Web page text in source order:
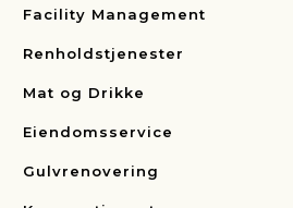
Facility Management
Renholdstjenester
Mat og Drikke
Eiendomsservice
Gulvrenovering